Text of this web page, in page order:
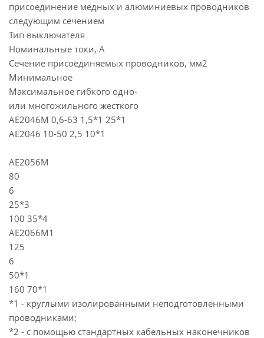
присоединение медных и алюминиевых проводников
следующим сечением
Тип выключателя
Номинальные токи, А
Сечение присоединяемых проводников, мм2
Минимальное
Максимальное гибкого одно-
или многожильного жесткого
АЕ2046М 0,6-63 1,5*1 25*1
АЕ2046 10-50 2,5 10*1
АЕ2056М
80
6
25*3
100 35*4
АЕ2066М1
125
6
50*1
160 70*1
*1 - круглыми изолированными неподготовленными
проводниками;
*2 - с помощью стандартных кабельных наконечников